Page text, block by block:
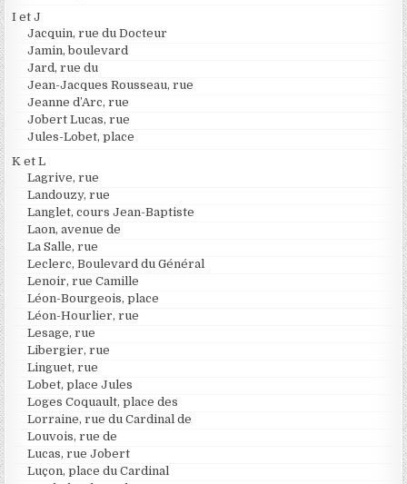
I et J
Jacquin, rue du Docteur
Jamin, boulevard
Jard, rue du
Jean-Jacques Rousseau, rue
Jeanne d’Arc, rue
Jobert Lucas, rue
Jules-Lobet, place
K et L
Lagrive, rue
Landouzy, rue
Langlet, cours Jean-Baptiste
Laon, avenue de
La Salle, rue
Leclerc, Boulevard du Général
Lenoir, rue Camille
Léon-Bourgeois, place
Léon-Hourlier, rue
Lesage, rue
Libergier, rue
Linguet, rue
Lobet, place Jules
Loges Coquault, place des
Lorraine, rue du Cardinal de
Louvois, rue de
Lucas, rue Jobert
Luçon, place du Cardinal